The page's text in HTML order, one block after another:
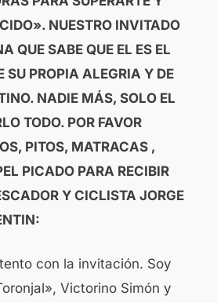
NUESTRO INVITADO
QUE SABE QUE EL ES EL
SU PROPIA ALEGRIA Y DE
NADIE MÁS, SOLO EL
TODO. POR FAVOR
PITOS, MATRACAS ,
PICADO PARA RECIBIR
Y CICLISTA JORGE
con la invitación. Soy
Victorino Simón y